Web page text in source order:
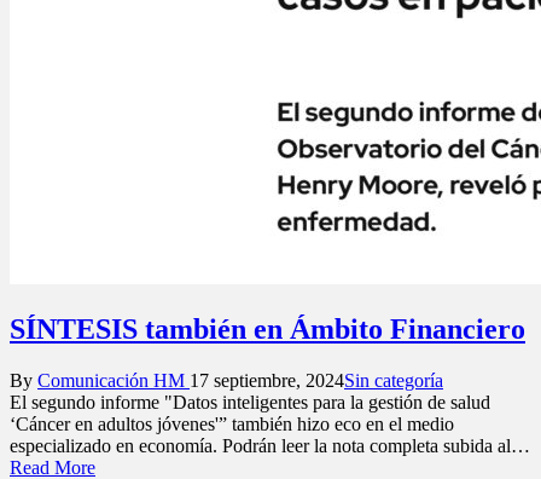
SÍNTESIS también en Ámbito Financiero
Posted
by
By Comunicación HM 17 septiembre, 2024Posted
in
Sin categoría
El segundo informe "Datos inteligentes para la gestión de salud
‘Cáncer en adultos jóvenes'” también hizo eco en el medio
especializado en economía. Podrán leer la nota completa subida al…
Read More